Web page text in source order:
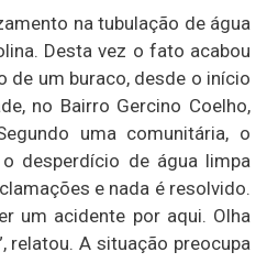
na tubulação de água
Desta vez o fato acabou
de um buraco, desde o início
no Bairro Gercino Coelho,
uma comunitária, o
desperdício de água limpa
e nada é resolvido.
um acidente por aqui. Olha
relatou. A situação preocupa